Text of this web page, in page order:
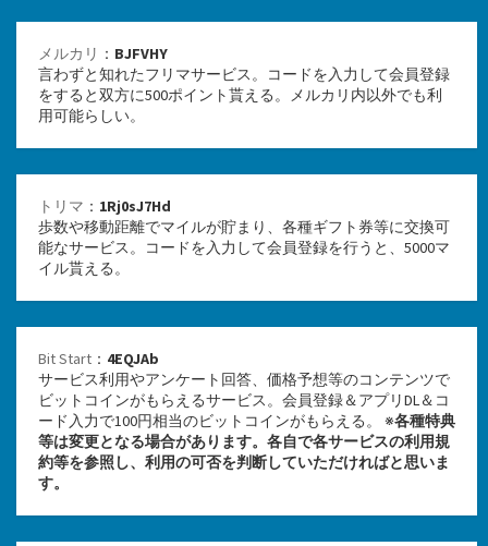
メルカリ ： BJFVHY
言わずと知れたフリマサービス。コードを入力して会員登録
をすると双方に500ポイント貰える。メルカリ内以外でも利
用可能らしい。
トリマ ： 1Rj0sJ7Hd
歩数や移動距離でマイルが貯まり、各種ギフト券等に交換可
能なサービス。コードを入力して会員登録を行うと、5000マ
イル貰える。
Bit Start ： 4EQJAb
サービス利用やアンケート回答、価格予想等のコンテンツで
ビットコインがもらえるサービス。会員登録＆アプリDL＆コ
ード入力で100円相当のビットコインがもらえる。 ※各種特典
等は変更となる場合があります。各自で各サービスの利用規
約等を参照し、利用の可否を判断していただければと思いま
す。